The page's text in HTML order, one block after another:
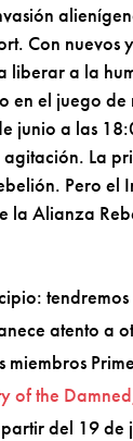
Con nuevos
liberar a la
en el juego
junio a las
La
Pero el
la Alianza
atento a
miembros
of the
del 19